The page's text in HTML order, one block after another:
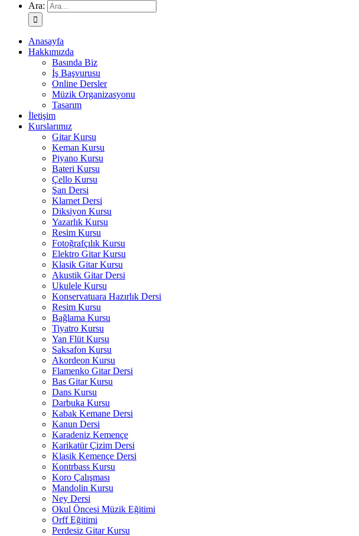
Ara:
Anasayfa
Hakkımızda
Basında Biz
İş Başvurusu
Online Dersler
Müzik Organizasyonu
Tasarım
İletişim
Kurslarımız
Gitar Kursu
Keman Kursu
Piyano Kursu
Bateri Kursu
Çello Kursu
Şan Dersi
Klarnet Dersi
Diksiyon Kursu
Yazarlık Kursu
Resim Kursu
Fotoğrafçılık Kursu
Elektro Gitar Kursu
Klasik Gitar Kursu
Akustik Gitar Dersi
Ukulele Kursu
Konservatuara Hazırlık Dersi
Resim Kursu
Bağlama Kursu
Tiyatro Kursu
Yan Flüt Kursu
Saksafon Kursu
Akordeon Kursu
Flamenko Gitar Dersi
Bas Gitar Kursu
Dans Kursu
Darbuka Kursu
Kabak Kemane Dersi
Kanun Dersi
Karadeniz Kemençe
Karikatür Çizim Dersi
Klasik Kemençe Dersi
Kontrbass Kursu
Koro Çalışması
Mandolin Kursu
Ney Dersi
Okul Öncesi Müzik Eğitimi
Orff Eğitimi
Perdesiz Gitar Kursu